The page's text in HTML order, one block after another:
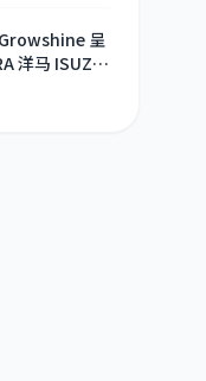
呈
洋马 ISUZU
涡轮增压